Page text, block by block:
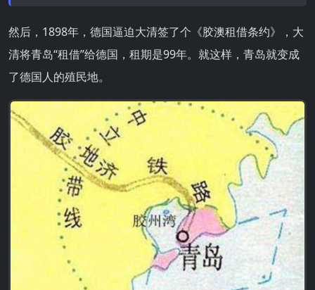
然后，1898年，德国逼迫大清签了个《胶澳租借条约》，大
清将青岛“租借”给德国，租期是99年。就这样，青岛就变成
了德国人的殖民地。